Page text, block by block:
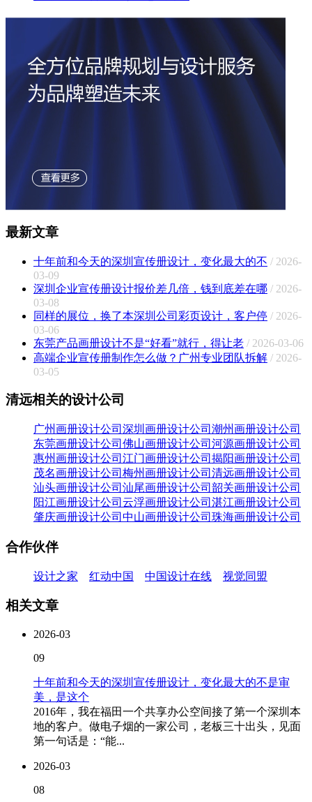
最新文章
十年前和今天的深圳宣传册设计，变化最大的不 / 2026-
03-09
深圳企业宣传册设计报价差几倍，钱到底差在哪 / 2026-
03-08
同样的展位，换了本深圳公司彩页设计，客户停 / 2026-
03-06
东莞产品画册设计不是“好看”就行，得让老 / 2026-03-06
高端企业宣传册制作怎么做？广州专业团队拆解 / 2026-
03-05
清远相关的设计公司
广州画册设计公司 深圳画册设计公司 潮州画册设计公司
东莞画册设计公司 佛山画册设计公司 河源画册设计公司
惠州画册设计公司 江门画册设计公司 揭阳画册设计公司
茂名画册设计公司 梅州画册设计公司 清远画册设计公司
汕头画册设计公司 汕尾画册设计公司 韶关画册设计公司
阳江画册设计公司 云浮画册设计公司 湛江画册设计公司
肇庆画册设计公司 中山画册设计公司 珠海画册设计公司
合作伙伴
设计之家 红动中国 中国设计在线 视觉同盟
相关文章
2026-03
09
十年前和今天的深圳宣传册设计，变化最大的不是审
美，是这个
2016年，我在福田一个共享办公空间接了第一个深圳本
地的客户。做电子烟的一家公司，老板三十出头，见面
第一句话是：“能...
2026-03
08